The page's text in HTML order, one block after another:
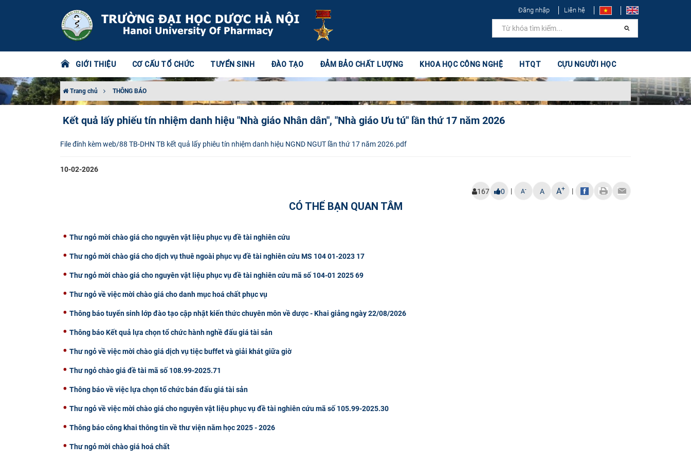
Đăng nhập Liên hệ
GIỚI THIỆU CƠ CẤU TỔ CHỨC TUYỂN SINH ĐÀO TẠO ĐẢM BẢO CHẤT LƯỢNG KHOA HỌC CÔNG NGHỆ HTQT CỰU NGƯỜI HỌC
Trang chủ THÔNG BÁO
Kết quả lấy phiếu tín nhiệm danh hiệu "Nhà giáo Nhân dân", "Nhà giáo Ưu tú" lần thứ 17 năm 2026
File đính kèm web/88 TB-DHN TB kết quả lấy phiêu tín nhiệm danh hiệu NGND NGUT lần thứ 17 năm 2026.pdf
10-02-2026
167 0 | A- A A+ |
CÓ THỂ BẠN QUAN TÂM
Thư ngỏ mời chào giá cho nguyên vật liệu phục vụ đề tài nghiên cứu
Thư ngỏ mời chào giá cho dịch vụ thuê ngoài phục vụ đề tài nghiên cứu MS 104 01-2023 17
Thư ngỏ mời chào giá cho nguyên vật liệu phục vụ đề tài nghiên cứu mã số 104-01 2025 69
Thư ngỏ về việc mời chào giá cho danh mục hoá chất phục vụ
Thông báo tuyển sinh lớp đào tạo cập nhật kiến thức chuyên môn về dược - Khai giảng ngày 22/08/2026
Thông báo Kết quả lựa chọn tổ chức hành nghề đấu giá tài sản
Thư ngỏ về việc mời chào giá dịch vụ tiệc buffet và giải khát giữa giờ
Thư ngỏ chào giá đề tài mã số 108.99-2025.71
Thông báo về việc lựa chọn tổ chức bán đấu giá tài sản
Thư ngỏ về việc mời chào giá cho nguyên vật liệu phục vụ đề tài nghiên cứu mã số 105.99-2025.30
Thông báo công khai thông tin về thư viện năm học 2025 - 2026
Thư ngỏ mời chào giá hoá chất